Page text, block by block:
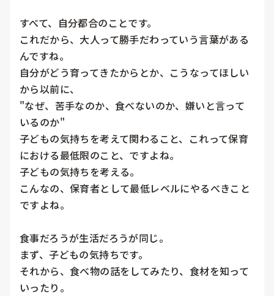
すべて、自分都合のことです。
これだから、大人って勝手だわっていう言葉がある
んですね。
自分がどう育ってきたからとか、こうなってほしい
から以前に、
"なぜ、苦手なのか、食べないのか、嫌いと言って
いるのか"
子どもの気持ちを考えて関わること、これって保育
における最低限のこと、ですよね。
子どもの気持ちを考える。
こんなの、保育者として最低レベルにやるべきこと
ですよね。
食事だろうが生活だろうが同じ。
まず、子どもの気持ちです。
それから、食べ物の話をしてみたり、食材を知って
いったり。